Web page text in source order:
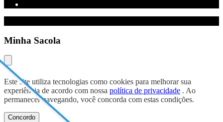
Minha Sacola
Este site utiliza tecnologias como cookies para melhorar sua
experiência de acordo com nossa política de privacidade . Ao
permanecer navegando, você concorda com estas condições.
Concordo